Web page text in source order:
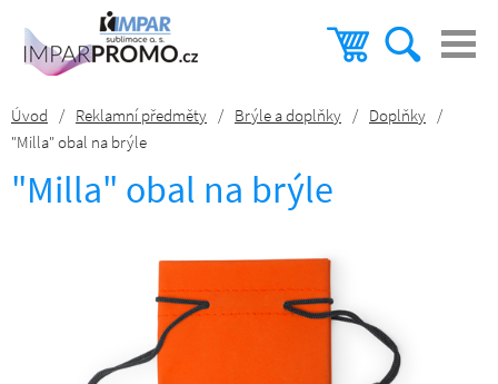
Úvod / Reklamní předměty / Brýle a doplňky / Doplňky /
"Milla" obal na brýle
"Milla" obal na brýle